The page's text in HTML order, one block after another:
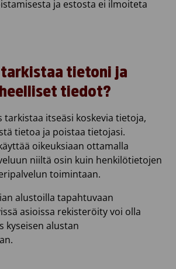
ja estosta ei ilmoiteta
tietoni ja
tiedot?
tarkistaa itseäsi koskevia tietoja,
tietoa ja poistaa tietojasi.
oikeuksiaan ottamalla
niiltä osin kuin henkilötietojen
toimintaan.
alustoilla tapahtuvaan
asioissa rekisteröity voi olla
kyseisen alustan